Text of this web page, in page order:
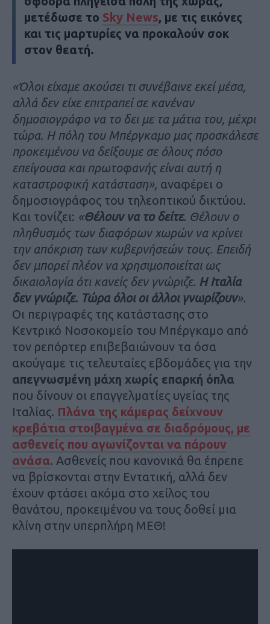
μετέδωσε το Sky News, με τις εικόνες
και τις μαρτυρίες να προκαλούν σοκ
στον θεατή.
«Όλοι είχαμε ακούσει τι συνέβαινε εκεί μέσα,
αλλά δεν είχε επιτραπεί σε κανέναν
δημοσιογράφο να το δει με τα μάτια του, μέχρι
τώρα. Η πόλη του Μπέργκαμο μας προσκάλεσε
προκειμένου να δείξουμε σε όλους πόσο
επείγουσα και πρωτοφανής είναι αυτή η
καταστροφική κατάσταση», αναφέρει ο
δημοσιογράφος του τηλεοπτικού δικτύου.
Και τονίζει: «Θέλουν να το δείτε. Θέλουν ο
πληθυσμός των διαφόρων χωρών να κρίνει
την απόκριση των κυβερνήσεών τους. Επειδή
δεν μπορεί πλέον να χρησιμοποιείται ως
δικαιολογία ότι κανείς δεν γνώριζε. Η Ιταλία
δεν γνώριζε. Τώρα όλοι οι άλλοι γνωρίζουν».
Οι περιγραφές της κατάστασης στο
Κεντρικό Νοσοκομείο του Μπέργκαμο από
τον ρεπόρτερ επιβεβαιώνουν τα όσα
ακούγαμε τις τελευταίες εβδομάδες για την
απεγνωσμένη μάχη χωρίς επαρκή όπλα
που δίνουν οι επαγγελματίες υγείας της
Ιταλίας. Πλάνα της κάμερας δείχνουν
κρεβάτια στοιβαγμένα σε διαδρόμους, με
ασθενείς που αγωνίζονται να πάρουν
ανάσα. Ασθενείς που κανονικά θα έπρεπε
να βρίσκονται στην Εντατική, αλλά δεν
έχουν φτάσει ακόμα στο χείλος του
θανάτου, προκειμένου να τους δοθεί μια
κλίνη στην υπερπλήρη ΜΕΘ!